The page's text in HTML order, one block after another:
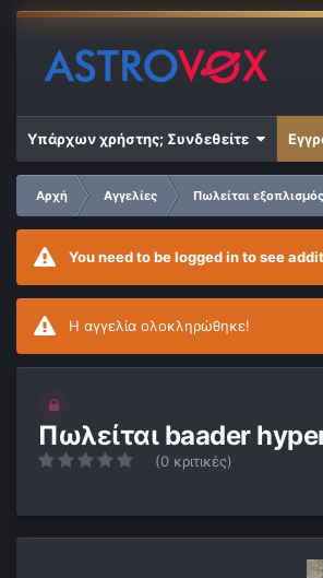
Υπάρχων χρήστης; Συνδεθείτε
Αρχή Αγγελίες Πωλείται εξοπλισμός
You need to be logged in to see
Η αγγελία ολοκληρώθηκε!
Πωλείται baader
(0 κριτικές)